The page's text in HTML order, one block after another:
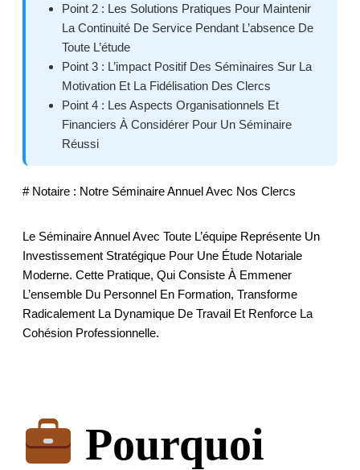
Point 2 : Les Solutions Pratiques Pour Maintenir
La Continuité De Service Pendant L’absence De
Toute L’étude
Point 3 : L’impact Positif Des Séminaires Sur La
Motivation Et La Fidélisation Des Clercs
Point 4 : Les Aspects Organisationnels Et
Financiers À Considérer Pour Un Séminaire
Réussi
# Notaire : Notre Séminaire Annuel Avec Nos Clercs
Le Séminaire Annuel Avec Toute L’équipe Représente Un
Investissement Stratégique Pour Une Étude Notariale
Moderne. Cette Pratique, Qui Consiste À Emmener
L’ensemble Du Personnel En Formation, Transforme
Radicalement La Dynamique De Travail Et Renforce La
Cohésion Professionnelle.
Pourquoi